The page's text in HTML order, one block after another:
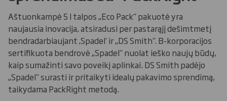
Aštuonkampė 5 l talpos „Eco Pack“ pakuotė yra
naujausia inovacija, atsiradusi per pastarąjį dešimtmetį
bendradarbiaujant ‚Spadel‘ ir „DS Smith“. B-korporacijos
sertifikuota bendrovė „Spadel“ nuolat ieško naujų būdų,
kaip sumažinti savo poveikį aplinkai. DS Smith padėjo
„Spadel“ surasti ir pritaikyti idealų pakavimo sprendimą,
taikydama PackRight metodą.